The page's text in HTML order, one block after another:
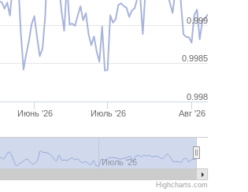
Июнь '26 Июль '26 Авг '26
Июль '26
0.998
0.9985
0.999
Highcharts.com